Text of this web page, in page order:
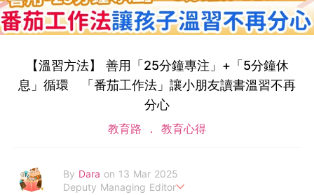
【溫習方法】 善用「25分鐘專注」+「5分鐘休
息」循環 「番茄工作法」讓小朋友讀書溫習不再
分心
教育路 教育心得
By Dara on 13 Mar 2025
Deputy Managing Editor